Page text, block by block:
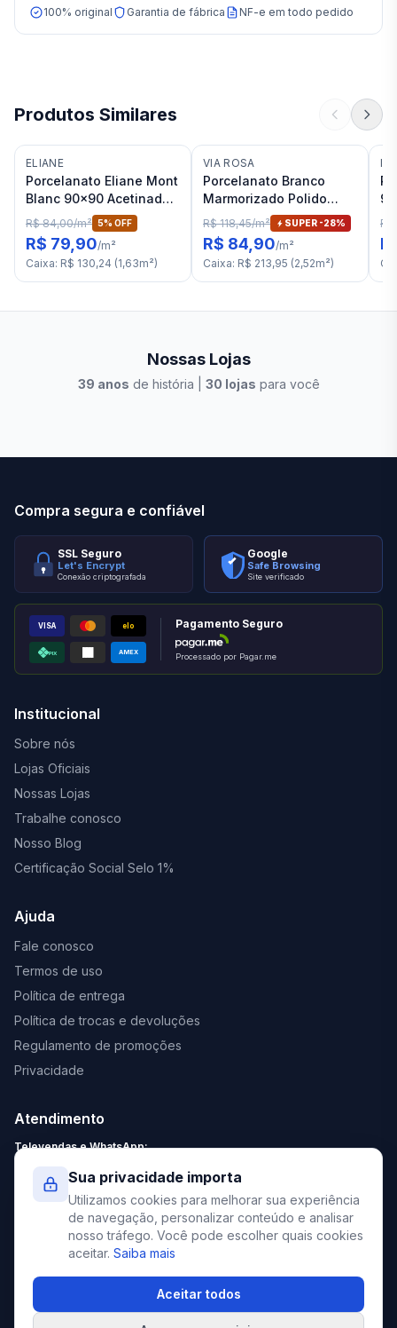
100% original Garantia de fábrica NF-e em todo pedido
Produtos Similares
ELIANE
Porcelanato Eliane Mont
Blanc 90x90 Acetinado
RET "C"
R$ 84,00/m² 5% OFF
R$ 79,90/m²
Caixa: R$ 130,24 (1,63m²)
VIA ROSA
Porcelanato Branco
Marmorizado Polido
71x71 Via Rosa Calacata
Gold RET "A"
R$ 118,45/m² SUPER -28%
R$ 84,90/m²
Caixa: R$ 213,95 (2,52m²)
R$
Nossas Lojas
39 anos de história | 30 lojas para você
Compra segura e confiável
SSL Seguro
Let's Encrypt
Conexão criptografada
Google
Safe Browsing
Site verificado
VISA elo
PIX AMEX
Pagamento Seguro
Processado por Pagar.me
Institucional
Sobre nós
Lojas Oficiais
Nossas Lojas
Trabalhe conosco
Nosso Blog
Certificação Social Selo 1%
Ajuda
Fale conosco
Termos de uso
Política de entrega
Política de trocas e devoluções
Regulamento de promoções
Privacidade
Atendimento
Televendas e WhatsApp:
Sábado: 9:00 - 13:00
contato@elevato.com.br
+55 51 4042-9413
Sua privacidade importa
Utilizamos cookies para melhorar sua experiência
de navegação, personalizar conteúdo e analisar
nosso tráfego. Você pode escolher quais cookies
aceitar. Saiba mais
Aceitar todos